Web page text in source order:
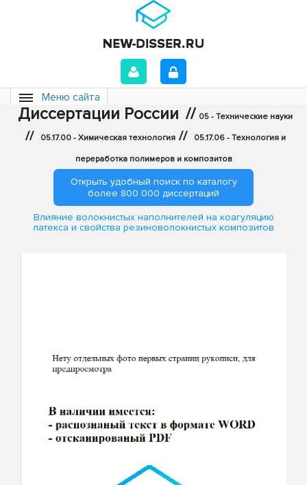
Меню сайта
Диссертации России // 05 - Технические науки
// 05.17.00 - Химическая технология // 05.17.06 - Технология и
переработка полимеров и композитов
Открыть удобный поиск по каталогу
более 800 000 диссертаций
Влияние волокнистых наполнителей на коагуляцию
латекса и свойства резиноволокнистых композитов